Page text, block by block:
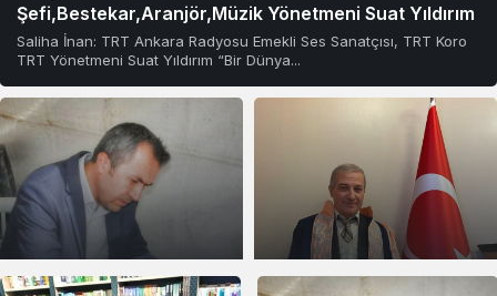
Şefi,Bestekar,Aranjör,Müzik Yönetmeni Suat Yıldırım
Saliha İnan: TRT Ankara Radyosu Emekli Ses Sanatçısı, TRT Koro
TRT Yönetmeni Suat Yıldırım “Bir Dünya...
BİR DÜNYA KÖŞESİ